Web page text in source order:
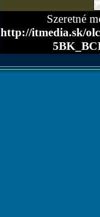
Szeretné
http://itmedia.sk/